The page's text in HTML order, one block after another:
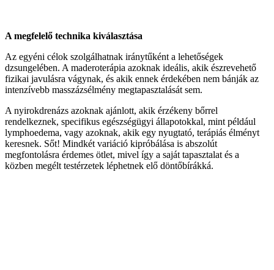
A megfelelő technika kiválasztása
Az egyéni célok szolgálhatnak iránytűként a lehetőségek
dzsungelében. A maderoterápia azoknak ideális, akik észrevehető
fizikai javulásra vágynak, és akik ennek érdekében nem bánják az
intenzívebb masszázsélmény megtapasztalását sem.
A nyirokdrenázs azoknak ajánlott, akik érzékeny bőrrel
rendelkeznek, specifikus egészségügyi állapotokkal, mint például
lymphoedema, vagy azoknak, akik egy nyugtató, terápiás élményt
keresnek. Sőt! Mindkét variáció kipróbálása is abszolút
megfontolásra érdemes ötlet, mivel így a saját tapasztalat és a
közben megélt testérzetek léphetnek elő döntőbírákká.